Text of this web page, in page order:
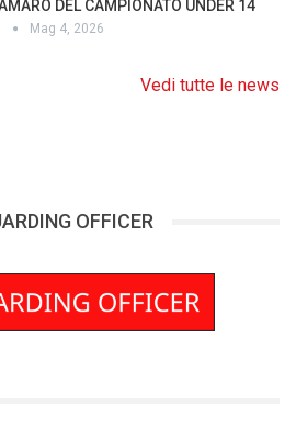
DEL CAMPIONATO UNDER 14
Mag 4, 2026
Vedi tutte le news
OFFICER